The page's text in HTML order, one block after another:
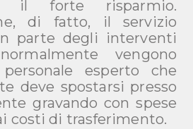
il forte risparmio.
di fatto, il servizio
parte degli interventi
vengono
esperto che
deve spostarsi presso
gravando con spese
costi di trasferimento.